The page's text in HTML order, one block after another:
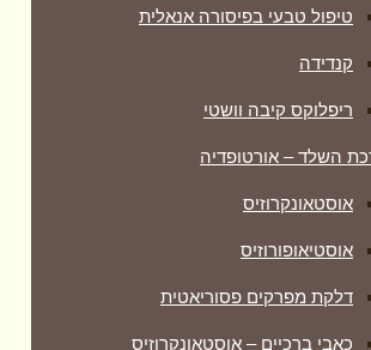
טיפול טבעי בפיסורה אנאלית
קנדידה
ריפלוקס קיבה וושטי
השלד – אורטופדיה
אוסטאונקרוזיס
אוסטיאופורוזיס
דלקת מפרקים פסוריאטית
כאבי ברכיים – אוסטאונקרוזיס